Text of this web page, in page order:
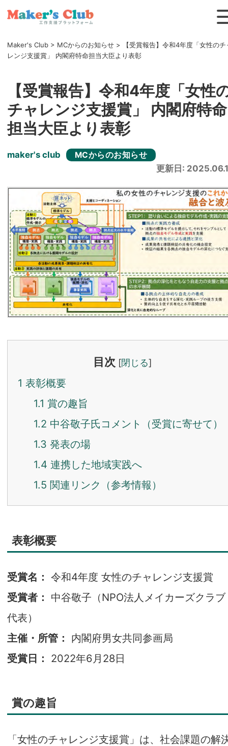
Maker's Club > MCからのお知らせ >
【受賞報告】令和4年度「女性のチ
レンジ支援賞」 内閣府特命担当大臣より表彰
【受賞報告】令和4年度「女性
チャレンジ支援賞」 内閣府特命
担当大臣より表彰
maker's club MCからのお知らせ
更新日:
目次 [閉じる]
1 表彰概要
1.1 賞の趣旨
1.2 中谷敬子氏コメント（受賞に寄せて）
1.3 発表の場
1.4 連携した地域実践へ
1.5 関連リンク（参考情報）
表彰概要
受賞名： 令和4年度 女性のチャレンジ支援賞
受賞者： 中谷敬子（NPO法人メイカーズクラブ
代表）
主催・所管： 内閣府男女共同参画局
受賞日： 2022年6月28日
賞の趣旨
「女性のチャレンジ支援賞」は、社会課題の解